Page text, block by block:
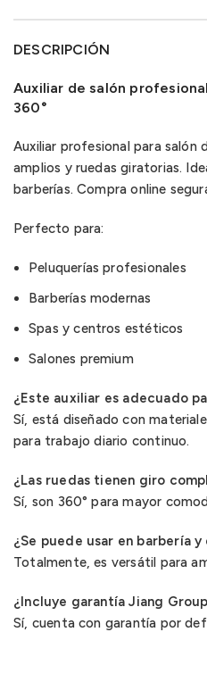
DESCRIPCIÓN
Auxiliar de salón
360°
Auxiliar profesional para salón
amplios y ruedas giratorias.
barberías. Compra online
Perfecto para:
Peluquerías profesionales
Barberías modernas
Spas y centros estéticos
Salones premium
¿Este auxiliar es adecuado
Sí, está diseñado con
para trabajo diario continuo.
¿Las ruedas tienen giro
Sí, son 360° para mayor
¿Se puede usar en barbería
Totalmente, es versátil para
¿Incluye garantía Jiang
Sí, cuenta con garantía por